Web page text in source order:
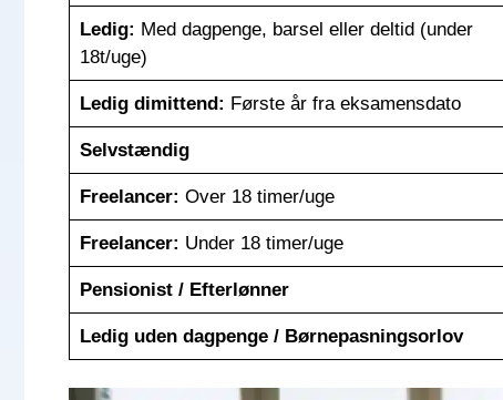
Ledig: Med dagpenge, barsel eller deltid (under
18t/uge)
Ledig dimittend: Første år fra eksamensdato
Selvstændig
Freelancer: Over 18 timer/uge
Freelancer: Under 18 timer/uge
Pensionist / Efterlønner
Ledig uden dagpenge / Børnepasningsorlov